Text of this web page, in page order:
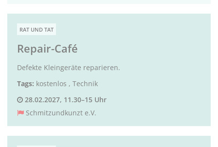
RAT UND TAT
Repair-Café
Defekte Kleingeräte reparieren.
Tags: kostenlos , Technik
28.02.2027, 11.30–15 Uhr
Schmitzundkunzt e.V.